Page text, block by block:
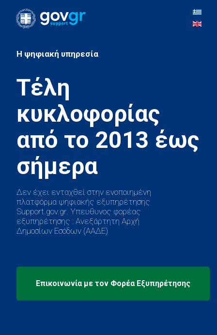
H ψηφιακή υπηρεσία
Τέλη
κυκλοφορίας
από το 2013 έως
Δεν έχει ενταχθεί στην ενοποιημένη
πλατφόρμα ψηφιακής εξυπηρέτησης
Support.gov.gr. Υπευθυνος φορέας
εξυπηρέτησης : Ανεξάρτητη Αρχή
Δημοσίων Εσόδων (ΑΑΔΕ)